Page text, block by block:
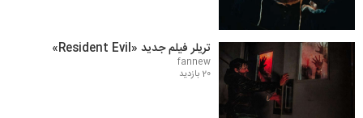
تریلر فیلم جدید «Resident Evil»
fannew
20 بازدید